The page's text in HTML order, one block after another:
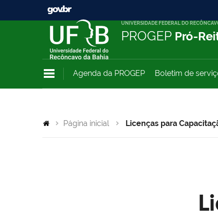
UNIVERSIDADE FEDERAL DO
PROGEP Pró-
Agenda da PROGEP Boletim de
Página inicial Licenças para